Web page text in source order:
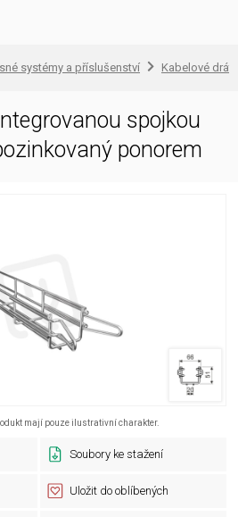
systémy a příslušenství Kabelové
spojkou
ponorem
mají pouze ilustrativní charakter.
Soubory ke stažení
Uložit do oblíbených